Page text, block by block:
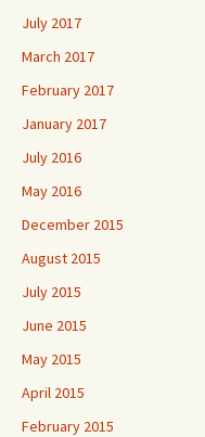
July 2017
March 2017
February 2017
January 2017
July 2016
May 2016
December 2015
August 2015
July 2015
June 2015
May 2015
April 2015
February 2015